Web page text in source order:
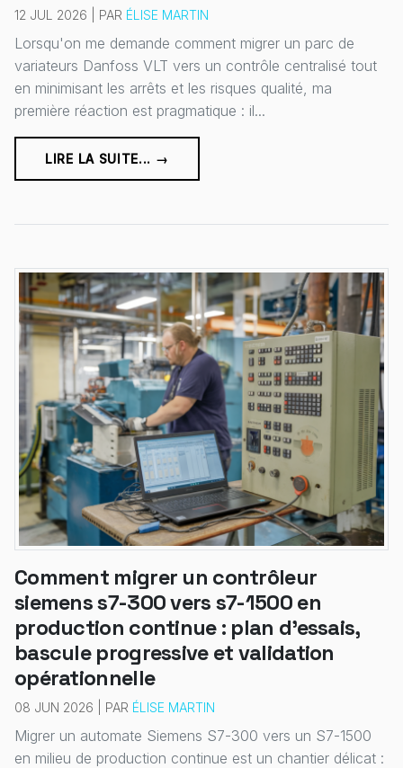
12 JUL 2026 | PAR ÉLISE MARTIN
Lorsqu'on me demande comment migrer un parc de
variateurs Danfoss VLT vers un contrôle centralisé tout
en minimisant les arrêts et les risques qualité, ma
première réaction est pragmatique : il...
LIRE LA SUITE... →
Comment migrer un contrôleur
siemens s7-300 vers s7-1500 en
production continue : plan d'essais,
bascule progressive et validation
opérationnelle
08 JUN 2026 | PAR ÉLISE MARTIN
Migrer un automate Siemens S7-300 vers un S7-1500
en milieu de production continue est un chantier délicat :